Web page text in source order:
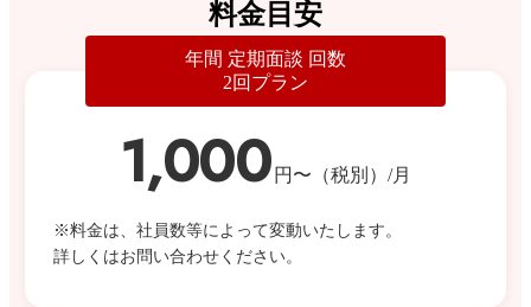
料金目安
年間 定期面談 回数
2回プラン
1,000 円〜（税別）/月
※料金は、社員数等によって変動いたします。
詳しくはお問い合わせください。